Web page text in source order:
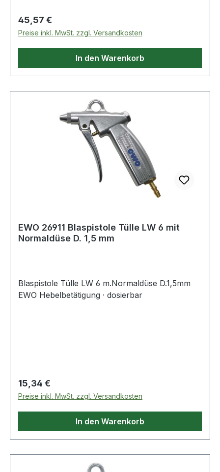
Regulärer Preis:
45,57 €
Preise inkl. MwSt. zzgl. Versandkosten
In den Warenkorb
EWO 26911 Blaspistole Tülle LW 6 mit
Normaldüse D. 1,5 mm
Blaspistole Tülle LW 6 m.Normaldüse D.1,5mm
EWO Hebelbetätigung · dosierbar
Regulärer Preis:
15,34 €
Preise inkl. MwSt. zzgl. Versandkosten
In den Warenkorb